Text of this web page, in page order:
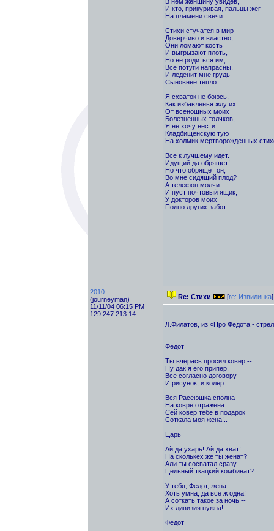
И кто, прикуривая, пальцы жег
На пламени свечи.
Стихи стучатся в мир
Доверчиво и властно,
Они ломают кость
И выгрызают плоть,
Но не родиться им,
Все потуги напрасны,
И леденит мне грудь
Сыновнее тепло.
Я схваток не боюсь,
Как избавленья жду их
От всенощных моих
Болезненных толчков,
Я не хочу нести
Кладбищенскую тую
На холмик мертворожденных
Все к лучшему идет.
Идущий да обрящет!
Но что обрящет он,
Во мне сидящий плод?
А телефон молчит
И пуст почтовый ящик,
У докторов моих
Полно других забот.
2010
(journeyman)
11/11/04 06:15 PM
129.247.213.14
Re: Стихи [re: Извилинка]
Л.Филатов, из «Про Федота -
Федот
Ты вчерась просил ковер,--
Ну дак я его припер.
Все согласно договору --
И рисунок, и колер.
Вся Расеюшка сполна
На ковре отражена.
Сей ковер тебе в подарок
Соткала моя жена!..
Царь
Ай да ухарь! Ай да хват!
На сколькех же ты женат?
Али ты сосватал сразу
Цельный ткацкий комбинат?
У тебя, Федот, жена
Хоть умна, да все ж одна!
А соткать такое за ночь --
Их дивизия нужна!..
Федот